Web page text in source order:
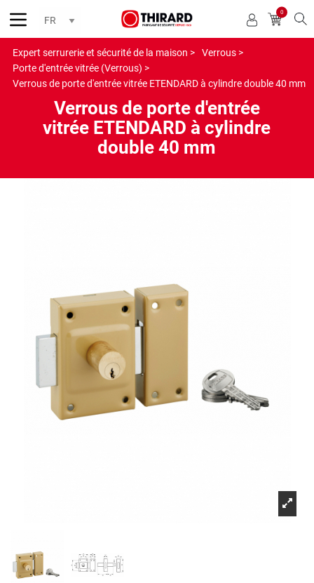
0
Expert serrurerie et sécurité de la maison >
Verrous >
Porte d'entrée vitrée (Verrous) >
Verrous de porte d'entrée vitrée ETENDARD à cylindre double 40 mm
Verrous de porte d'entrée
vitrée ETENDARD à cylindre
double 40 mm